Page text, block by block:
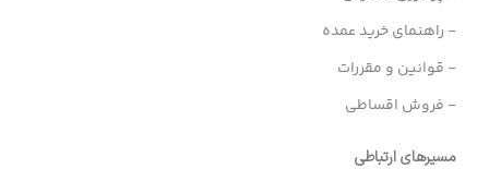
- راهنمای خرید عمده
- قوانین و مقررات
- فروش اقساطی
مسیرهای ارتباطی